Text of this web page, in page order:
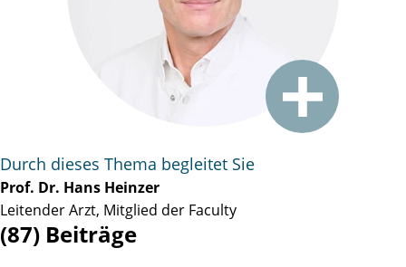
Durch dieses Thema begleitet Sie
Prof. Dr. Hans Heinzer
Leitender Arzt, Mitglied der Faculty
(87) Beiträge